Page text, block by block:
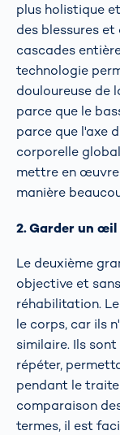
plus holistique
des blessures
cascades
technologie
douloureuse de
parce que le
parce que l'axe
corporelle
mettre en
manière
2. Garder un
Le deuxième
objective et
réhabilitation.
le corps, car ils
similaire. Ils
répéter,
pendant le
comparaison
termes, il est